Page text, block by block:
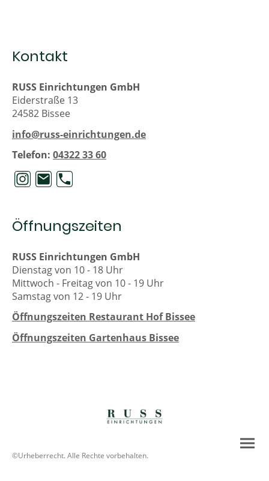
Kontakt
RUSS Einrichtungen GmbH
Eiderstraße 13
24582 Bissee
info@russ-einrichtungen.de
Telefon: 04322 33 60
Öffnungszeiten
RUSS Einrichtungen GmbH
Dienstag von 10 - 18 Uhr
Mittwoch - Freitag von 10 - 19 Uhr
Samstag von 12 - 19 Uhr
Öffnungszeiten Restaurant Hof Bissee
Öffnungszeiten Gartenhaus Bissee
©Urheberrecht. Alle Rechte vorbehalten.